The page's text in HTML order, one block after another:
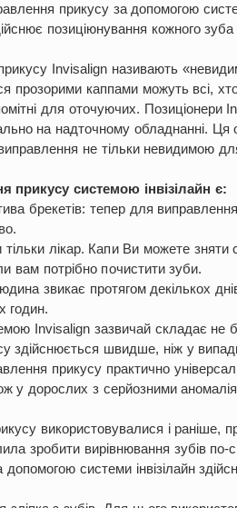
прикусу за допомогою
позиціюнування кожного
Invisalign називають
прозорими каппами можуть всі,
для оточуючих. Позиціонери
на надточному обладнанні.
не тільки невидимою
прикусу системою інвізілайн є:
брекетів: тепер для
лікар. Капи Ви можете зняти
вам потрібно почистити зуби.
звикає протягом декількох
годин.
Invisalign зазвичай складає не
здійснюється швидше, ніж у
прикусу практично
у дорослих з серйозними
використовувалися і раніше,
зробити вирівнювання зубів
системи інвізілайн